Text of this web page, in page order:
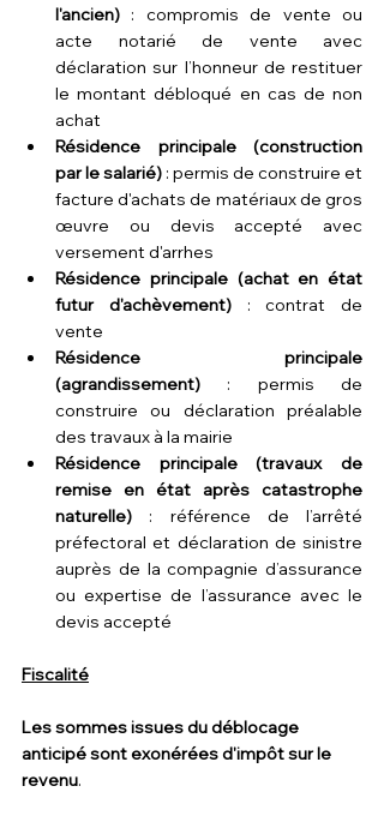
l'ancien) : compromis de vente ou
acte notarié de vente avec
déclaration sur l’honneur de restituer
le montant débloqué en cas de non
achat
Résidence principale (construction
par le salarié) : permis de construire et
facture d'achats de matériaux de gros
œuvre ou devis accepté avec
versement d'arrhes
Résidence principale (achat en état
futur d'achèvement) : contrat de
vente
Résidence principale
(agrandissement) : permis de
construire ou déclaration préalable
des travaux à la mairie
Résidence principale (travaux de
remise en état après catastrophe
naturelle) : référence de l’arrêté
préfectoral et déclaration de sinistre
auprès de la compagnie d’assurance
ou expertise de l’assurance avec le
devis accepté
Fiscalité
Les sommes issues du déblocage
anticipé sont exonérées d'impôt sur le
revenu.